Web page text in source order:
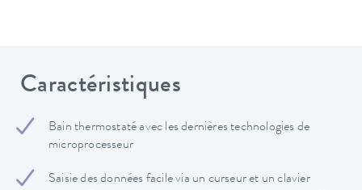
Caractéristiques
Bain thermostaté avec les dernières technologies de
microprocesseur
Saisie des données facile via un curseur et un clavier